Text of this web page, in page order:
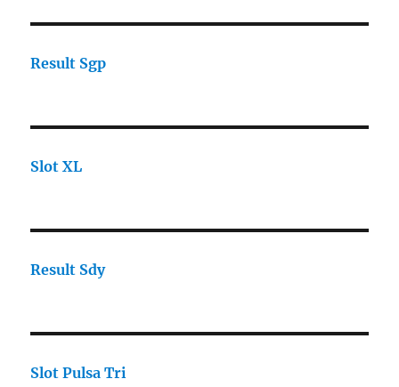
Result Sgp
Slot XL
Result Sdy
Slot Pulsa Tri